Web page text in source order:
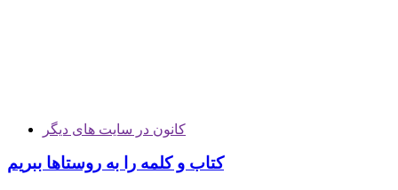
کانون در سایت های دیگر
کتاب و کلمه را به روستاها ببریم